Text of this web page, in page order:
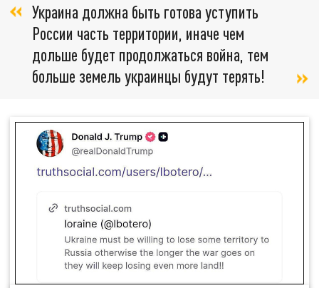
Украина должна быть готова уступить
России часть территории, иначе чем
дольше будет продолжаться война, тем
больше земель украинцы будут терять!